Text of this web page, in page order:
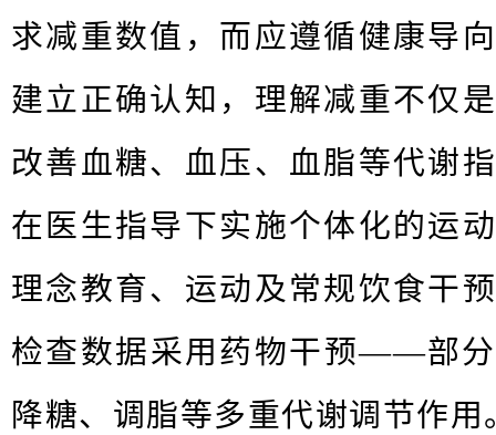
求减重数值，而应遵循健康导
建立正确认知，理解减重不仅
改善⾎糖、⾎压、⾎脂等代谢
在医⽣指导下实施个体化的运
理念教育、运动及常规饮⻝⼲
检查数据采⽤药物⼲预——部
降糖、调脂等多重代谢调节作⽤